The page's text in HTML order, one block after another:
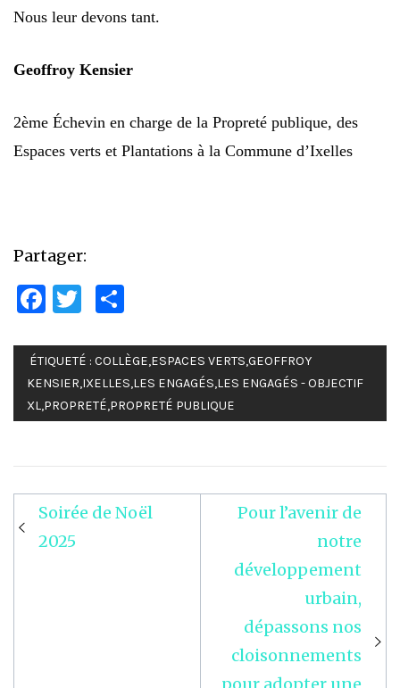
Nous leur devons tant.
Geoffroy Kensier
2ème Échevin en charge de la Propreté publique, des
Espaces verts et Plantations à la Commune d’Ixelles
Partager:
Facebook
Twitter
ÉTIQUETÉ : COLLÈGE,ESPACES VERTS,GEOFFROY
KENSIER,IXELLES,LES ENGAGÉS,LES ENGAGÉS - OBJECTIF
XL,PROPRETÉ,PROPRETÉ PUBLIQUE
Navigation
de
Soirée de Noël
2025
Pour l’avenir de
notre
développement
urbain,
dépassons nos
cloisonnements